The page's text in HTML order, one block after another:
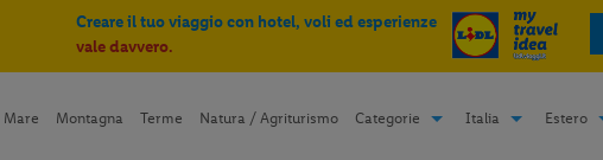
Creare il tuo viaggio con hotel, voli ed esperienze
vale davvero.
Mare Montagna Terme Natura / Agriturismo Categorie Italia Estero